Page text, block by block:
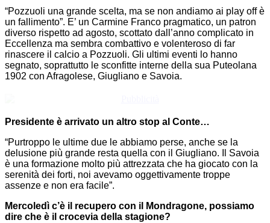
“Pozzuoli una grande scelta, ma se non andiamo ai play off è
un fallimento”. E’ un Carmine Franco pragmatico, un patron
diverso rispetto ad agosto, scottato dall’anno complicato in
Eccellenza ma sembra combattivo e volenteroso di far
rinascere il calcio a Pozzuoli. Gli ultimi eventi lo hanno
segnato, soprattutto le sconfitte interne della sua Puteolana
1902 con Afragolese, Giugliano e Savoia.
Presidente è arrivato un altro stop al Conte…
“Purtroppo le ultime due le abbiamo perse, anche se la
delusione più grande resta quella con il Giugliano. Il Savoia
è una formazione molto più attrezzata che ha giocato con la
serenità dei forti, noi avevamo oggettivamente troppe
assenze e non era facile”.
Mercoledì c’è il recupero con il Mondragone, possiamo
dire che è il crocevia della stagione?